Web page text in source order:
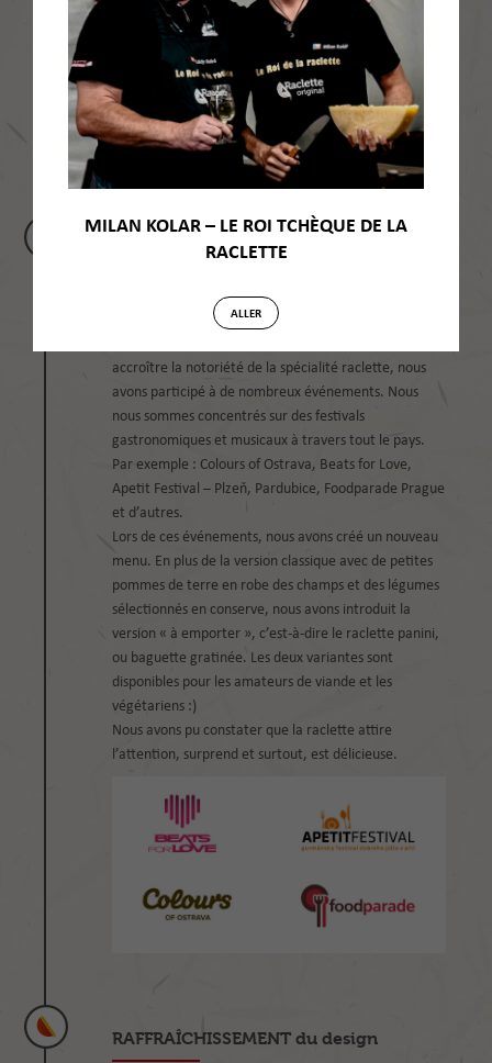
MILAN KOLAR – LE ROI TCHÈQUE DE LA
RACLETTE
ALLER
FESTIVALS GASTRONOMIQUES et
accroître la notoriété de la spécialité raclette, nous
avons participé à de nombreux événements. Nous
nous sommes concentrés sur des festivals
gastronomiques et musicaux à travers tout le pays.
Par exemple : Colours of Ostrava, Beats for Love,
Apetit Festival – Plzeň, Pardubice, Foodparade Prague
et d’autres.
Lors de ces événements, nous avons créé un nouveau
menu. En plus de la version classique avec de petites
pommes de terre en robe des champs et des légumes
sélectionnés en conserve, nous avons introduit la
version « à emporter », c’est-à-dire le raclette panini,
ou baguette gratinée. Les deux variantes sont
disponibles pour les amateurs de viande et les
végétariens :)
Nous avons pu constater que la raclette attire
l’attention, surprend et surtout, est délicieuse.
RAFFRAÎCHISSEMENT du design